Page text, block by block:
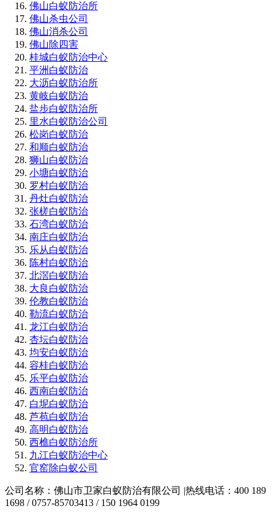
佛山白蚁防治所
佛山杀虫公司
佛山消杀公司
佛山除四害
桂城白蚁防治中心
平洲白蚁防治
大沥白蚁防治所
黄岐白蚁防治
盐步白蚁防治所
里水白蚁防治公司
松岗白蚁防治
和顺白蚁防治
狮山白蚁防治
小塘白蚁防治
罗村白蚁防治
丹灶白蚁防治
张槎白蚁防治
石湾白蚁防治
南庄白蚁防治
乐从白蚁防治
陈村白蚁防治
北滘白蚁防治
大良白蚁防治
伦教白蚁防治
勒流白蚁防治
龙江白蚁防治
杏坛白蚁防治
均安白蚁防治
容桂白蚁防治
乐平白蚁防治
西南白蚁防治
白坭白蚁防治
芦苞白蚁防治
高明白蚁防治
西樵白蚁防治所
九江白蚁防治中心
官窑除白蚁公司
公司名称：佛山市卫家白蚁防治有限公司 |热线电话：400 189
1698 / 0757-85703413 / 150 1964 0199